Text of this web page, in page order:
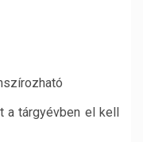
tárgyévben el kell